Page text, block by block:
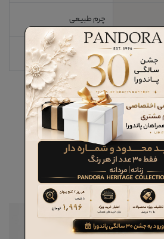
چرم طبیعی
پارچه